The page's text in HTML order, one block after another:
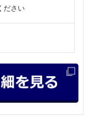
ださい